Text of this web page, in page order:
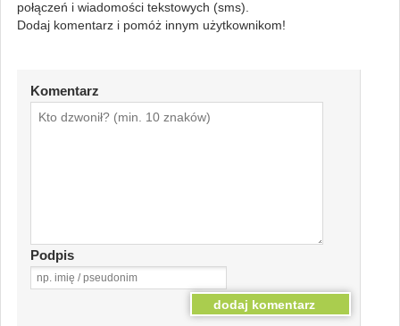
połączeń i wiadomości tekstowych (sms).
Dodaj komentarz i pomóż innym użytkownikom!
Komentarz
Podpis